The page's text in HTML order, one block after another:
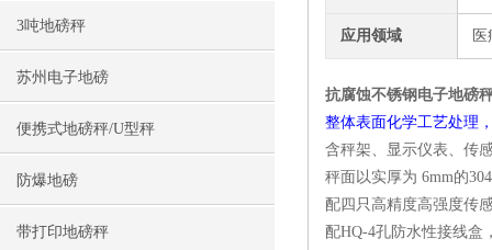
3吨地磅秤
苏州电子地磅
便携式地磅秤/U型秤
防爆地磅
带打印地磅秤
应用领域
抗腐蚀不锈钢电子地磅
整体表面化学工艺处理
含秤架、显示仪表、传
秤面以实厚为 6mm的
配四只高精度高强度传
配HQ-4孔防水性接线盒